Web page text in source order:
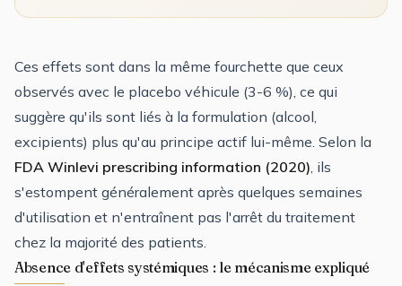
Ces effets sont dans la même fourchette que ceux
observés avec le placebo véhicule (3-6 %), ce qui
suggère qu'ils sont liés à la formulation (alcool,
excipients) plus qu'au principe actif lui-même. Selon la
FDA Winlevi prescribing information (2020) , ils
s'estompent généralement après quelques semaines
d'utilisation et n'entraînent pas l'arrêt du traitement
chez la majorité des patients.
Absence d'effets systémiques : le mécanisme expliqué